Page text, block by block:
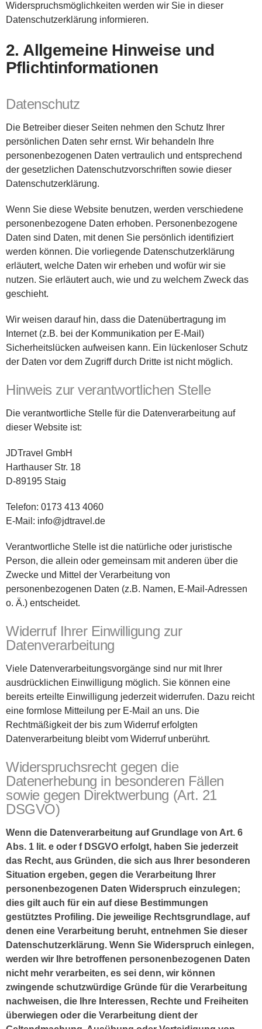
Widerspruchsmöglichkeiten werden wir Sie in dieser
Datenschutzerklärung informieren.
2. Allgemeine Hinweise und
Pflichtinformationen
Datenschutz
Die Betreiber dieser Seiten nehmen den Schutz Ihrer
persönlichen Daten sehr ernst. Wir behandeln Ihre
personenbezogenen Daten vertraulich und entsprechend
der gesetzlichen Datenschutzvorschriften sowie dieser
Datenschutzerklärung.
Wenn Sie diese Website benutzen, werden verschiedene
personenbezogene Daten erhoben. Personenbezogene
Daten sind Daten, mit denen Sie persönlich identifiziert
werden können. Die vorliegende Datenschutzerklärung
erläutert, welche Daten wir erheben und wofür wir sie
nutzen. Sie erläutert auch, wie und zu welchem Zweck das
geschieht.
Wir weisen darauf hin, dass die Datenübertragung im
Internet (z.B. bei der Kommunikation per E-Mail)
Sicherheitslücken aufweisen kann. Ein lückenloser Schutz
der Daten vor dem Zugriff durch Dritte ist nicht möglich.
Hinweis zur verantwortlichen Stelle
Die verantwortliche Stelle für die Datenverarbeitung auf
dieser Website ist:
JDTravel GmbH
Harthauser Str. 18
D-89195 Staig
Telefon: 0173 413 4060
E-Mail: info@jdtravel.de
Verantwortliche Stelle ist die natürliche oder juristische
Person, die allein oder gemeinsam mit anderen über die
Zwecke und Mittel der Verarbeitung von
personenbezogenen Daten (z.B. Namen, E-Mail-Adressen
o. Ä.) entscheidet.
Widerruf Ihrer Einwilligung zur
Datenverarbeitung
Viele Datenverarbeitungsvorgänge sind nur mit Ihrer
ausdrücklichen Einwilligung möglich. Sie können eine
bereits erteilte Einwilligung jederzeit widerrufen. Dazu reicht
eine formlose Mitteilung per E-Mail an uns. Die
Rechtmäßigkeit der bis zum Widerruf erfolgten
Datenverarbeitung bleibt vom Widerruf unberührt.
Widerspruchsrecht gegen die
Datenerhebung in besonderen Fällen
sowie gegen Direktwerbung (Art. 21
DSGVO)
Wenn die Datenverarbeitung auf Grundlage von Art. 6
Abs. 1 lit. e oder f DSGVO erfolgt, haben Sie jederzeit
das Recht, aus Gründen, die sich aus Ihrer besonderen
Situation ergeben, gegen die Verarbeitung Ihrer
personenbezogenen Daten Widerspruch einzulegen;
dies gilt auch für ein auf diese Bestimmungen
gestütztes Profiling. Die jeweilige Rechtsgrundlage, auf
denen eine Verarbeitung beruht, entnehmen Sie dieser
Datenschutzerklärung. Wenn Sie Widerspruch einlegen,
werden wir Ihre betroffenen personenbezogenen Daten
nicht mehr verarbeiten, es sei denn, wir können
zwingende schutzwürdige Gründe für die Verarbeitung
nachweisen, die Ihre Interessen, Rechte und Freiheiten
überwiegen oder die Verarbeitung dient der